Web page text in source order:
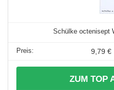
Schülke octenisept
9,79 €
ZUM TOP